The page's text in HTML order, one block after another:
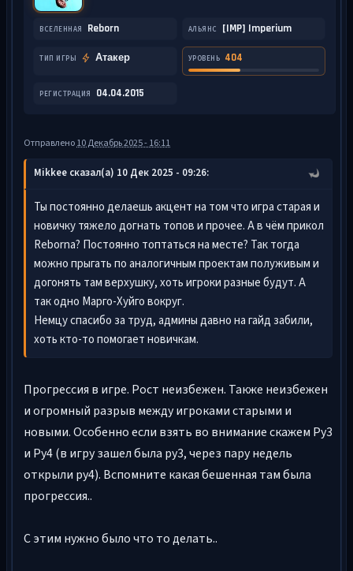
ВСЕЛЕННАЯ Reborn АЛЬЯНС [IMP] Imperium
ТИП ИГРЫ Атакер УРОВЕНЬ 404
РЕГИСТРАЦИЯ 04.04.2015
Отправлено10 Декабрь 2025 - 16:11
Mikkee сказал(а) 10 Дек 2025 - 09:26:
Ты постоянно делаешь акцент на том что игра старая и
новичку тяжело догнать топов и прочее. А в чём прикол
Reborna? Постоянно топтаться на месте? Так тогда
можно прыгать по аналогичным проектам полуживым и
догонять там верхушку, хоть игроки разные будут. А
так одно Марго-Хуйго вокруг.
Немцу спасибо за труд, админы давно на гайд забили,
хоть кто-то помогает новичкам.
Прогрессия в игре. Рост неизбежен. Также неизбежен
и огромный разрыв между игроками старыми и
новыми. Особенно если взять во внимание скажем Ру3
и Ру4 (в игру зашел была ру3, через пару недель
открыли ру4). Вспомните какая бешенная там была
прогрессия..
С этим нужно было что то делать..